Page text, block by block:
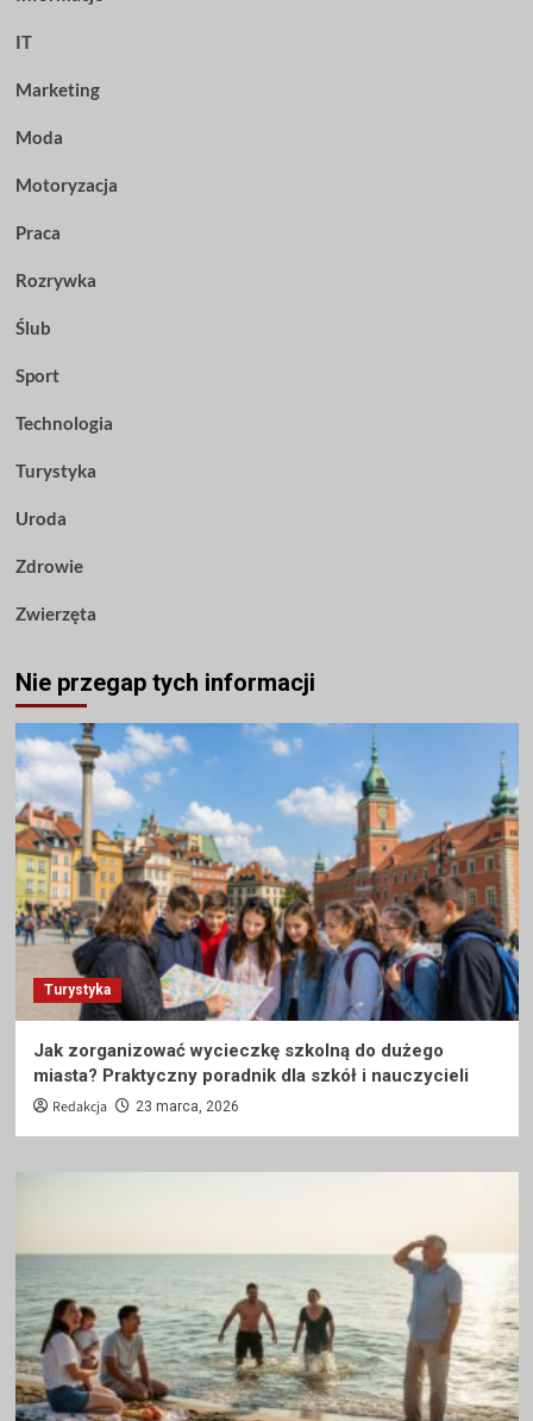
IT
Marketing
Moda
Motoryzacja
Praca
Rozrywka
Ślub
Sport
Technologia
Turystyka
Uroda
Zdrowie
Zwierzęta
Nie przegap tych informacji
Turystyka
Jak zorganizować wycieczkę szkolną do dużego
miasta? Praktyczny poradnik dla szkół i nauczycieli
Redakcja 23 marca, 2026